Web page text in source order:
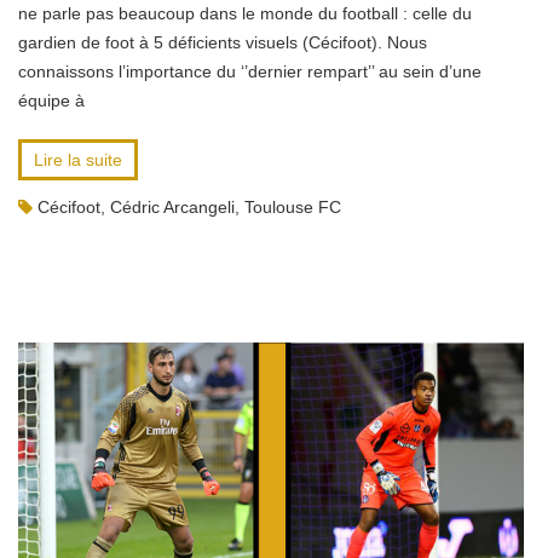
ne parle pas beaucoup dans le monde du football : celle du
gardien de foot à 5 déficients visuels (Cécifoot). Nous
connaissons l’importance du ‘’dernier rempart’’ au sein d’une
équipe à
Lire la suite
Cécifoot Cédric Arcangeli Toulouse FC